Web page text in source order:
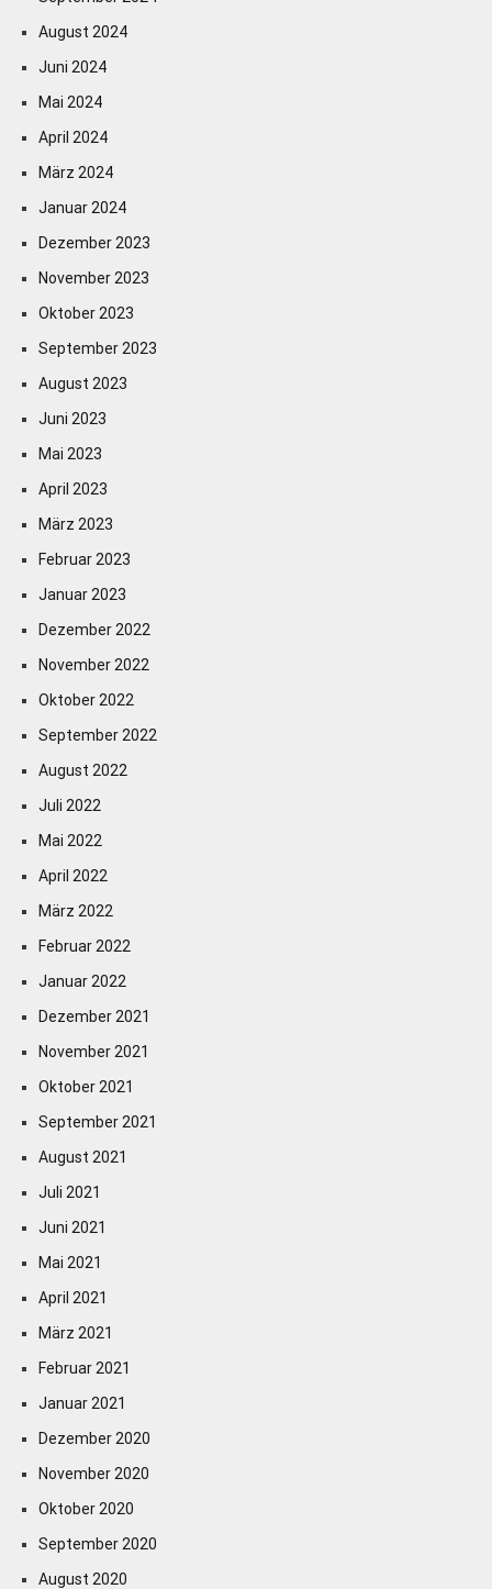
August 2024
Juni 2024
Mai 2024
April 2024
März 2024
Januar 2024
Dezember 2023
November 2023
Oktober 2023
September 2023
August 2023
Juni 2023
Mai 2023
April 2023
März 2023
Februar 2023
Januar 2023
Dezember 2022
November 2022
Oktober 2022
September 2022
August 2022
Juli 2022
Mai 2022
April 2022
März 2022
Februar 2022
Januar 2022
Dezember 2021
November 2021
Oktober 2021
September 2021
August 2021
Juli 2021
Juni 2021
Mai 2021
April 2021
März 2021
Februar 2021
Januar 2021
Dezember 2020
November 2020
Oktober 2020
September 2020
August 2020